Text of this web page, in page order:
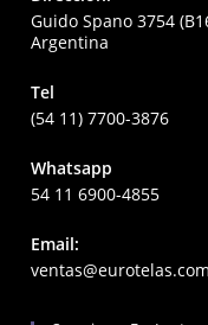
Guido Spano 3754
Argentina
Tel
(54 11) 7700-3876
Whatsapp
54 11 6900-4855
Email: